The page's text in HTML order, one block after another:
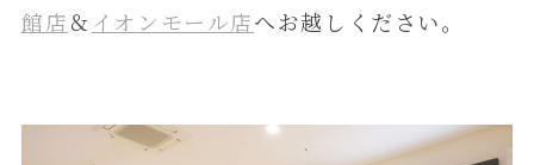
館店＆ イオンモール店へお越しください。